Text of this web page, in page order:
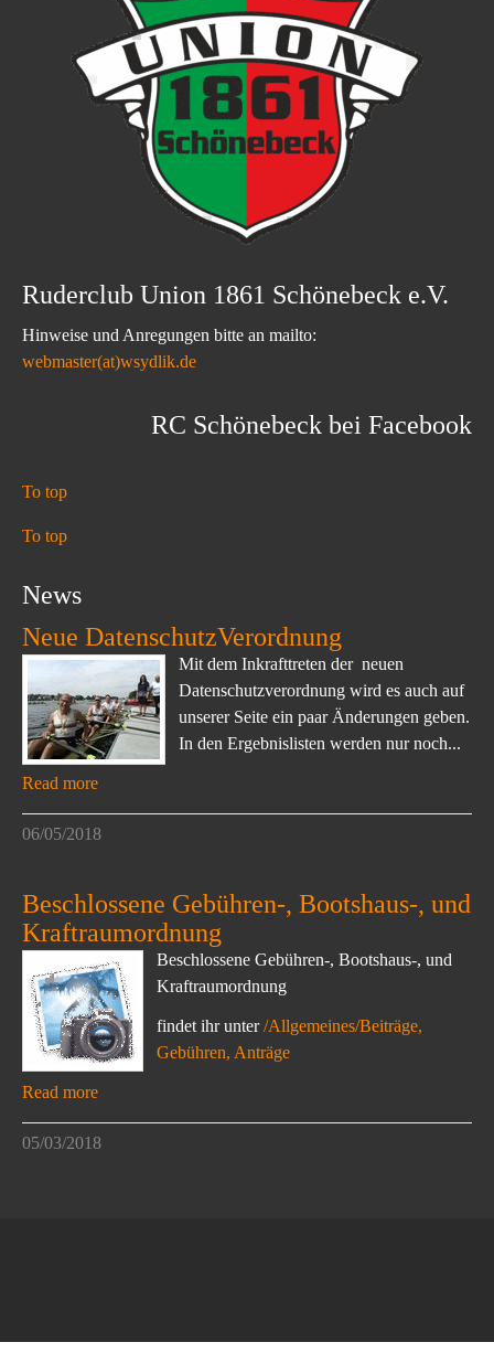
Ruderclub Union 1861 Schönebeck e.V.
Hinweise und Anregungen bitte an mailto:
webmaster(at)wsydlik.de
RC Schönebeck bei Facebook
To top
To top
News
Neue DatenschutzVerordnung
Mit dem Inkrafttreten der neuen
Datenschutzverordnung wird es auch auf
unserer Seite ein paar Änderungen geben.
In den Ergebnislisten werden nur noch...
Read more
06/05/2018
Beschlossene Gebühren-, Bootshaus-, und
Kraftraumordnung
Beschlossene Gebühren-, Bootshaus-, und
Kraftraumordnung
findet ihr unter/Allgemeines/Beiträge,
Gebühren, Anträge
Read more
05/03/2018